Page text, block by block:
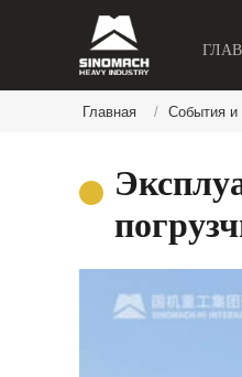
Главная События